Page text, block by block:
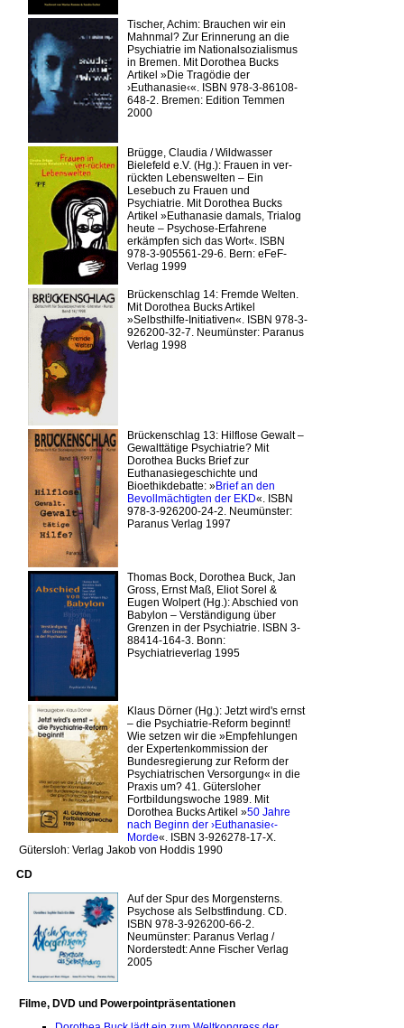
Tischer, Achim: Brauchen wir ein
Mahnmal? Zur Erinnerung an die
Psychiatrie im Nationalsozialismus
in Bremen. Mit Dorothea Bucks
Artikel »Die Tragödie der
›Euthanasie‹«. ISBN 978-3-86108-
648-2. Bremen: Edition Temmen
2000
Brügge, Claudia / Wildwasser
Bielefeld e.V. (Hg.): Frauen in ver-
rückten Lebenswelten – Ein
Lesebuch zu Frauen und
Psychiatrie. Mit Dorothea Bucks
Artikel »Euthanasie damals, Trialog
heute – Psychose-Erfahrene
erkämpfen sich das Wort«. ISBN
978-3-905561-29-6. Bern: eFeF-
Verlag 1999
Brückenschlag 14: Fremde Welten.
Mit Dorothea Bucks Artikel
»Selbsthilfe-Initiativen«. ISBN 978-3-
926200-32-7. Neumünster: Paranus
Verlag 1998
Brückenschlag 13: Hilflose Gewalt –
Gewalttätige Psychiatrie? Mit
Dorothea Bucks Brief zur
Euthanasiegeschichte und
Bioethikdebatte: »Brief an den
Bevollmächtigten der EKD«. ISBN
978-3-926200-24-2. Neumünster:
Paranus Verlag 1997
Thomas Bock, Dorothea Buck, Jan
Gross, Ernst Maß, Eliot Sorel &
Eugen Wolpert (Hg.): Abschied von
Babylon – Verständigung über
Grenzen in der Psychiatrie. ISBN 3-
88414-164-3. Bonn:
Psychiatrieverlag 1995
Klaus Dörner (Hg.): Jetzt wird's ernst
– die Psychiatrie-Reform beginnt!
Wie setzen wir die »Empfehlungen
der Expertenkommission der
Bundesregierung zur Reform der
Psychiatrischen Versorgung« in die
Praxis um? 41. Gütersloher
Fortbildungswoche 1989. Mit
Dorothea Bucks Artikel »50 Jahre
nach Beginn der ›Euthanasie‹-
Morde«. ISBN 3-926278-17-X.
Gütersloh: Verlag Jakob von Hoddis 1990
CD
Auf der Spur des Morgensterns.
Psychose als Selbstfindung. CD.
ISBN 978-3-926200-66-2.
Neumünster: Paranus Verlag /
Norderstedt: Anne Fischer Verlag
2005
Filme, DVD und Powerpointpräsentationen